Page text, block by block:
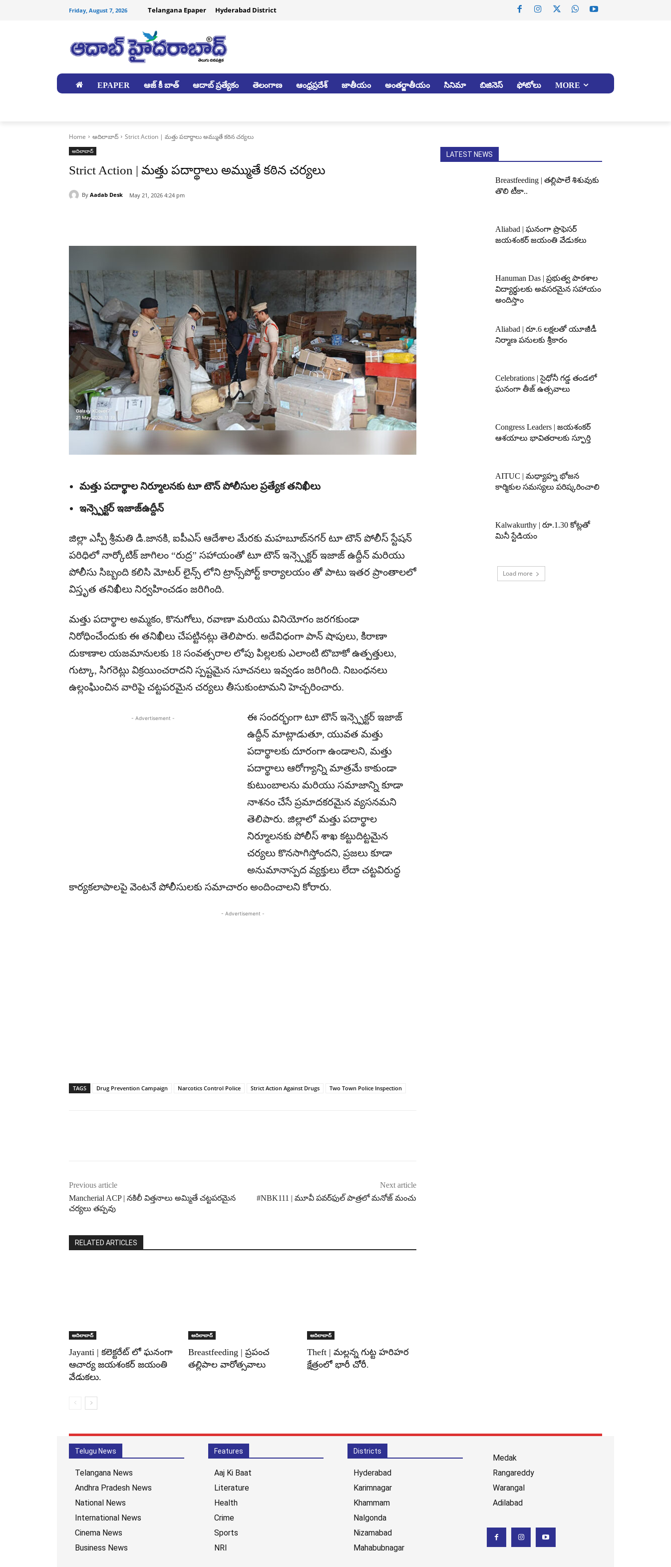
Friday, August 7, 2026 Telangana Epaper Hyderabad District
EPAPER ఆజ్ కీ బాత్ ఆదాబ్ ప్రత్యేకం తెలంగాణ ఆంధ్రప్రదేశ్ జాతీయం అంతర్జాతీయం సినిమా బిజినెస్ ఫోటోలు MORE
Home ఆదిలాబాద్ Strict Action | మత్తు పదార్థాలు అమ్ముతే కఠిన చర్యలు
ఆదిలాబాద్
Strict Action | మత్తు పదార్థాలు అమ్ముతే కఠిన చర్యలు
By Aadab Desk May 21, 2026 4:24 pm
మత్తు పదార్థాల నిర్మూలనకు టూ టౌన్ పోలీసుల ప్రత్యేక తనిఖీలు
ఇన్స్పెక్టర్ ఇజాజ్ఉద్దీన్
జిల్లా ఎస్పీ శ్రీమతి డి.జానకి, ఐపీఎస్ ఆదేశాల మేరకు మహబూబ్‌నగర్ టూ టౌన్ పోలీస్ స్టేషన్
పరిధిలో నార్కోటిక్ జాగిలం “రుద్ర” సహాయంతో టూ టౌన్ ఇన్స్పెక్టర్ ఇజాజ్ ఉద్దీన్ మరియు
పోలీసు సిబ్బంది కలిసి మోటర్ లైన్స్ లోని ట్రాన్స్‌పోర్ట్ కార్యాలయం తో పాటు ఇతర ప్రాంతాలలో
విస్తృత తనిఖీలు నిర్వహించడం జరిగింది.
మత్తు పదార్థాల అమ్మకం, కొనుగోలు, రవాణా మరియు వినియోగం జరగకుండా
నిరోధించేందుకు ఈ తనిఖీలు చేపట్టినట్లు తెలిపారు. అదేవిధంగా పాన్ షాపులు, కిరాణా
దుకాణాల యజమానులకు 18 సంవత్సరాల లోపు పిల్లలకు ఎలాంటి టొబాకో ఉత్పత్తులు,
గుట్కా, సిగరెట్లు విక్రయించరాదని స్పష్టమైన సూచనలు ఇవ్వడం జరిగింది. నిబంధనలు
ఉల్లంఘించిన వారిపై చట్టపరమైన చర్యలు తీసుకుంటామని హెచ్చరించారు.
- Advertisement -
ఈ సందర్భంగా టూ టౌన్ ఇన్స్పెక్టర్ ఇజాజ్
ఉద్దీన్ మాట్లాడుతూ, యువత మత్తు
పదార్థాలకు దూరంగా ఉండాలని, మత్తు
పదార్థాలు ఆరోగ్యాన్ని మాత్రమే కాకుండా
కుటుంబాలను మరియు సమాజాన్ని కూడా
నాశనం చేసే ప్రమాదకరమైన వ్యసనమని
తెలిపారు. జిల్లాలో మత్తు పదార్థాల
నిర్మూలనకు పోలీస్ శాఖ కట్టుదిట్టమైన
చర్యలు కొనసాగిస్తోందని, ప్రజలు కూడా
అనుమానాస్పద వ్యక్తులు లేదా చట్టవిరుద్ధ
కార్యకలాపాలపై వెంటనే పోలీసులకు సమాచారం అందించాలని కోరారు.
- Advertisement -
TAGS Drug Prevention Campaign Narcotics Control Police Strict Action Against Drugs Two Town Police Inspection
Previous article
Mancherial ACP | నకిలీ విత్తనాలు అమ్మితే చట్టపరమైన
చర్యలు తప్పవు
Next article
#NBK111 | మూవీ పవర్‌ఫుల్ పాత్రలో మనోజ్ మంచు
RELATED ARTICLES
ఆదిలాబాద్
Jayanti | కలెక్టరేట్ లో ఘనంగా
ఆచార్య జయశంకర్ జయంతి
వేడుకలు.
ఆదిలాబాద్
Breastfeeding | ప్రపంచ
తల్లిపాల వారోత్సవాలు
ఆదిలాబాద్
Theft | మల్లన్న గుట్ట హరిహర
క్షేత్రంలో భారీ చోరీ.
LATEST NEWS
Breastfeeding | తల్లిపాలే శిశువుకు
తొలి టీకా..
Aliabad | ఘనంగా ప్రొఫెసర్
జయశంకర్ జయంతి వేడుకలు
Hanuman Das | ప్రభుత్వ పాఠశాల
విద్యార్థులకు అవసరమైన సహాయం
అందిస్తాం
Aliabad | రూ.6 లక్షలతో యూజీడీ
నిర్మాణ పనులకు శ్రీకారం
Celebrations | సైధోనీ గడ్డ తండలో
ఘనంగా తీజ్ ఉత్సవాలు
Congress Leaders | జయశంకర్
ఆశయాలు భావితరాలకు స్ఫూర్తి
AITUC | మధ్యాహ్న భోజన
కార్మికుల సమస్యలు పరిష్కరించాలి
Kalwakurthy | రూ.1.30 కోట్లతో
మినీ స్టేడియం
Load more
Telugu News
Telangana News
Andhra Pradesh News
National News
International News
Cinema News
Business News
Features
Aaj Ki Baat
Literature
Health
Crime
Sports
NRI
Districts
Hyderabad
Karimnagar
Khammam
Nalgonda
Nizamabad
Mahabubnagar
Medak
Rangareddy
Warangal
Adilabad